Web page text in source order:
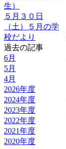
生）
５月３０日
（土）５月の学
校だより
過去の記事
6月
5月
4月
2026年度
2024年度
2023年度
2022年度
2021年度
2020年度